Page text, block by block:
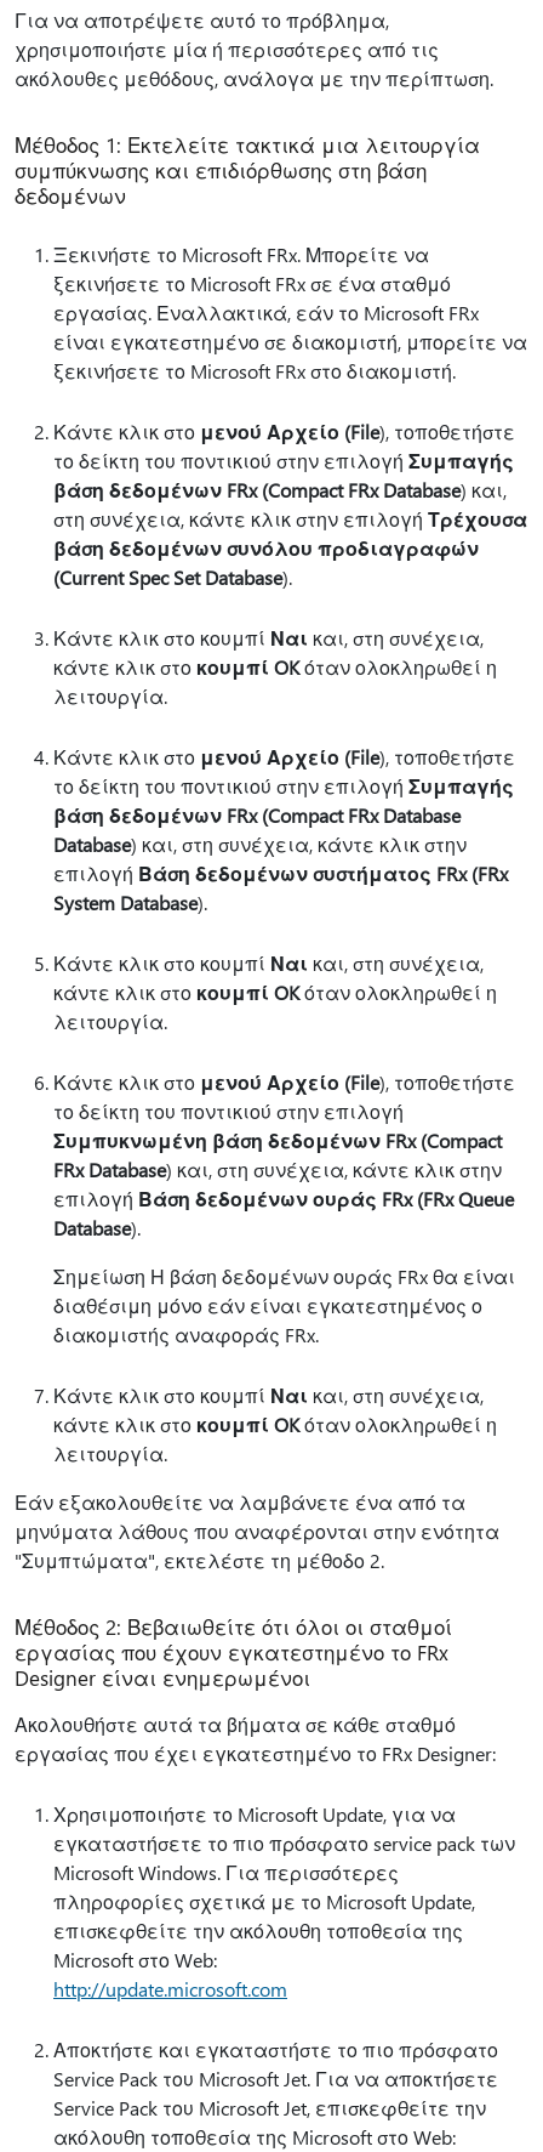
Για να αποτρέψετε αυτό το πρόβλημα,
χρησιμοποιήστε μία ή περισσότερες από τις
ακόλουθες μεθόδους, ανάλογα με την περίπτωση.
Μέθοδος 1: Εκτελείτε τακτικά μια λειτουργία
συμπύκνωσης και επιδιόρθωσης στη βάση
δεδομένων
Ξεκινήστε το Microsoft FRx. Μπορείτε να
ξεκινήσετε το Microsoft FRx σε ένα σταθμό
εργασίας. Εναλλακτικά, εάν το Microsoft FRx
είναι εγκατεστημένο σε διακομιστή, μπορείτε να
ξεκινήσετε το Microsoft FRx στο διακομιστή.
Κάντε κλικ στο μενού Αρχείο (File), τοποθετήστε
το δείκτη του ποντικιού στην επιλογή Συμπαγής
βάση δεδομένων FRx (Compact FRx Database) και,
στη συνέχεια, κάντε κλικ στην επιλογή Τρέχουσα
βάση δεδομένων συνόλου προδιαγραφών
(Current Spec Set Database).
Κάντε κλικ στο κουμπί Ναι και, στη συνέχεια,
κάντε κλικ στο κουμπί OKόταν ολοκληρωθεί η
λειτουργία.
Κάντε κλικ στο μενού Αρχείο (File), τοποθετήστε
το δείκτη του ποντικιού στην επιλογή Συμπαγής
βάση δεδομένων FRx (Compact FRx Database
Database) και, στη συνέχεια, κάντε κλικ στην
επιλογή Βάση δεδομένων συστήματος FRx (FRx
System Database).
Κάντε κλικ στο κουμπί Ναι και, στη συνέχεια,
κάντε κλικ στο κουμπί OKόταν ολοκληρωθεί η
λειτουργία.
Κάντε κλικ στο μενού Αρχείο (File), τοποθετήστε
το δείκτη του ποντικιού στην επιλογή
Συμπυκνωμένη βάση δεδομένων FRx (Compact
FRx Database) και, στη συνέχεια, κάντε κλικ στην
επιλογή Βάση δεδομένων ουράς FRx (FRx Queue
Database).
Σημείωση Η βάση δεδομένων ουράς FRx θα είναι
διαθέσιμη μόνο εάν είναι εγκατεστημένος ο
διακομιστής αναφοράς FRx.
Κάντε κλικ στο κουμπί Ναι και, στη συνέχεια,
κάντε κλικ στο κουμπί OKόταν ολοκληρωθεί η
λειτουργία.
Εάν εξακολουθείτε να λαμβάνετε ένα από τα
μηνύματα λάθους που αναφέρονται στην ενότητα
"Συμπτώματα", εκτελέστε τη μέθοδο 2.
Μέθοδος 2: Βεβαιωθείτε ότι όλοι οι σταθμοί
εργασίας που έχουν εγκατεστημένο το FRx
Designer είναι ενημερωμένοι
Ακολουθήστε αυτά τα βήματα σε κάθε σταθμό
εργασίας που έχει εγκατεστημένο το FRx Designer:
Χρησιμοποιήστε το Microsoft Update, για να
εγκαταστήσετε το πιο πρόσφατο service pack των
Microsoft Windows. Για περισσότερες
πληροφορίες σχετικά με το Microsoft Update,
επισκεφθείτε την ακόλουθη τοποθεσία της
Microsoft στο Web:
http://update.microsoft.com
Αποκτήστε και εγκαταστήστε το πιο πρόσφατο
Service Pack του Microsoft Jet. Για να αποκτήσετε
Service Pack του Microsoft Jet, επισκεφθείτε την
ακόλουθη τοποθεσία της Microsoft στο Web: